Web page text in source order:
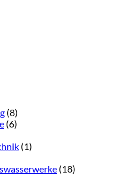
(8)
(6)
(1)
(18)